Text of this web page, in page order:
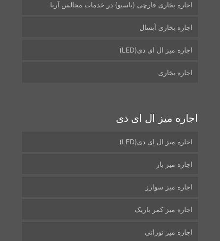
اجاره بخاری قارچی (پاسیو) در خدمات مجالس آریا
اجاره بخاری آبسال
اجاره میز ال ای دی(LED)
اجاره بخاری
اجاره میز ال ای دی
اجاره میز ال ای دی(LED)
اجاره میز بار
اجاره میز سوارز
اجاره میز کمر باریک
اجاره میز نورانی